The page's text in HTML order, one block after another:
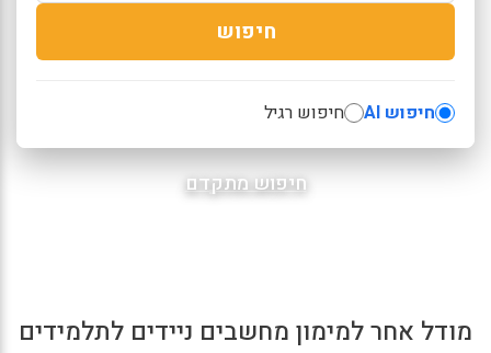
חיפוש
חיפוש AI חיפוש רגיל
חיפוש מתקדם
מודל אחר למימון מחשבים ניידים לתלמידים